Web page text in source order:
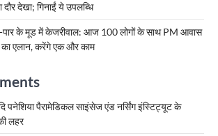
दौर देखा; गिनाईं ये उपलब्धि
के मूड में केजरीवाल: आज 100 लोगों के साथ PM आवास
का एलान, करेंगे एक और काम
पनेशिया पैरामेडिकल साइंसेज एंड नर्सिंग इंस्टिट्यूट के
लहर